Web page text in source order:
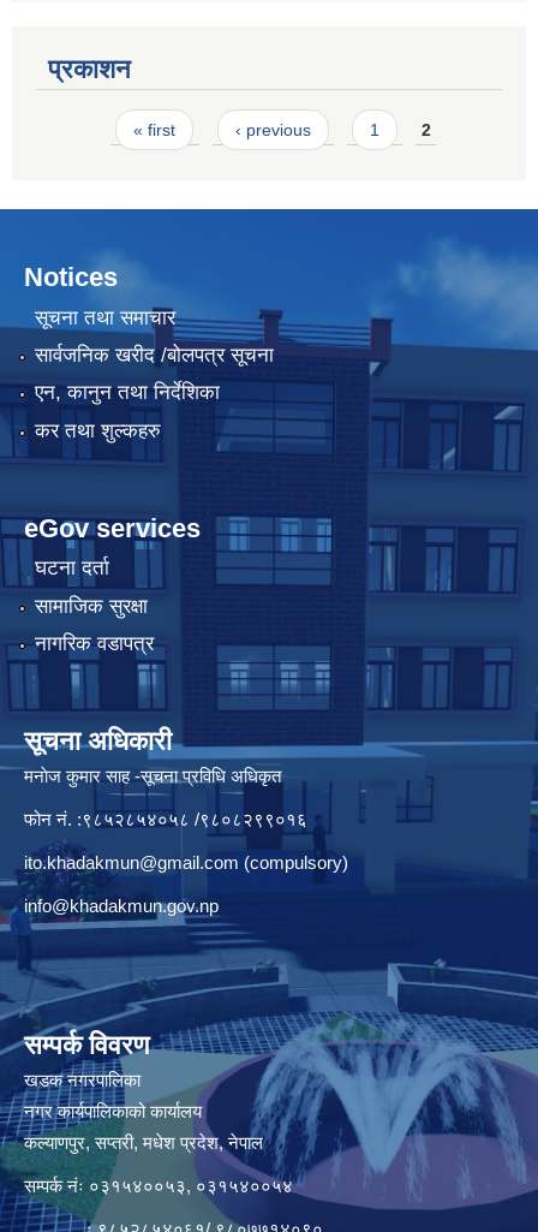
प्रकाशन
Pages« first ‹ previous 1 2
Notices
सूचना तथा समाचार
सार्वजनिक खरीद /बोलपत्र सूचना
एन, कानुन तथा निर्देशिका
कर तथा शुल्कहरु
eGov services
घटना दर्ता
सामाजिक सुरक्षा
नागरिक वडापत्र
सूचना अधिकारी
मनाेज कुमार साह -सूचना प्रविधि अधिकृत
फोन नं. :९८५२८५४०५८ /९८०८२९९०१६
ito.khadakmun@gmail.com (compulsory)
info@khadakmun.gov.np
सम्पर्क विवरण
खडक नगरपालिका
नगर कार्यपालिकाको कार्यालय
कल्याणपुर, सप्तरी, मधेश प्रदेश, नेपाल
सम्पर्क नंः ०३१५४००५३, ०३१५४००५४